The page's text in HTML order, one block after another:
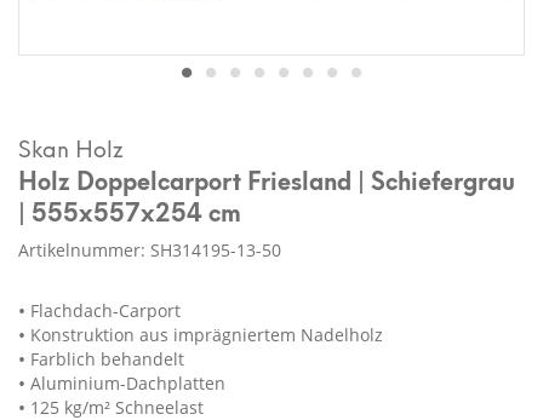
Skan Holz
Holz Doppelcarport Friesland | Schiefergrau
| 555x557x254 cm
Artikelnummer: SH314195-13-50
Flachdach-Carport
Konstruktion aus imprägniertem Nadelholz
Farblich behandelt
Aluminium-Dachplatten
125 kg/m² Schneelast